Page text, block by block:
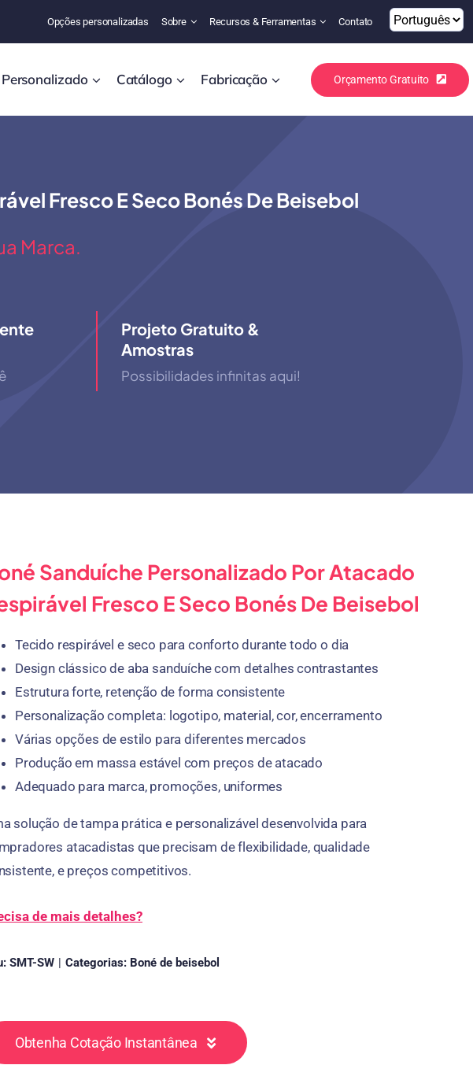
Opções personalizadas Sobre Recursos & Ferramentas Contato
Personalizado Catálogo Fabricação Orçamento Gratuito
Fresco E Seco Bonés De Beisebol
Marca.
Projeto Gratuito &
Amostras
Possibilidades infinitas aqui!
Sanduíche Personalizado Por Atacado
Fresco E Seco Bonés De Beisebol
Tecido respirável e seco para conforto durante todo o dia
Design clássico de aba sanduíche com detalhes contrastantes
Estrutura forte, retenção de forma consistente
Personalização completa: logotipo, material, cor, encerramento
Várias opções de estilo para diferentes mercados
Produção em massa estável com preços de atacado
Adequado para marca, promoções, uniformes
solução de tampa prática e personalizável desenvolvida para
atacadistas que precisam de flexibilidade, qualidade
e preços competitivos.
de mais detalhes?
SMT-SW | Categorias: Boné de beisebol
Obtenha Cotação Instantânea